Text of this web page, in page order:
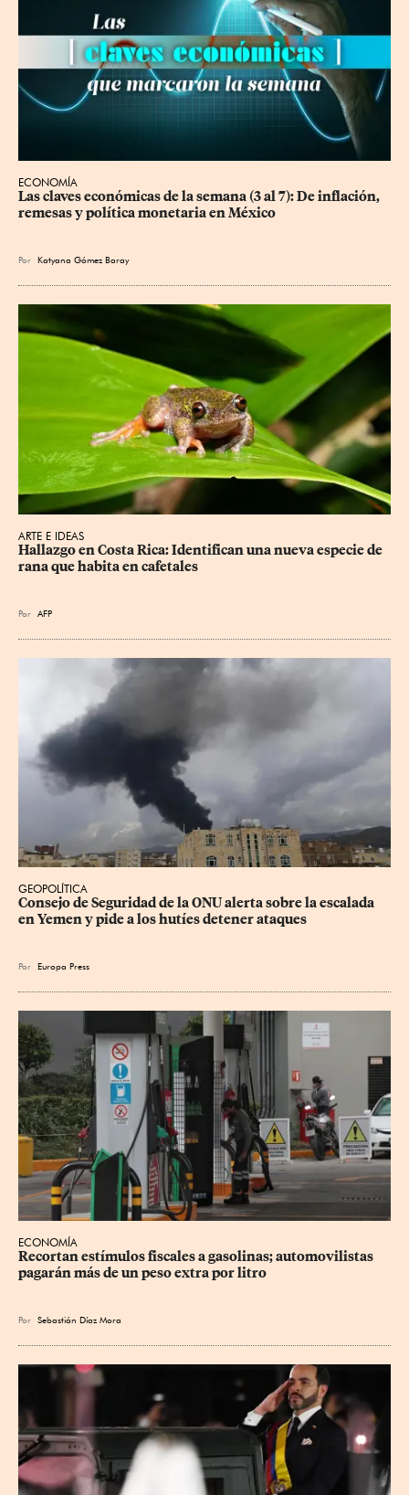
ECONOMÍA
Las claves económicas de la semana (3 al 7): De inflación,
remesas y política monetaria en México
Por Katyana Gómez Baray
ARTE E IDEAS
Hallazgo en Costa Rica: Identifican una nueva especie de
rana que habita en cafetales
Por AFP
GEOPOLÍTICA
Consejo de Seguridad de la ONU alerta sobre la escalada
en Yemen y pide a los hutíes detener ataques
Por Europa Press
ECONOMÍA
Recortan estímulos fiscales a gasolinas; automovilistas
pagarán más de un peso extra por litro
Por Sebastián Díaz Mora